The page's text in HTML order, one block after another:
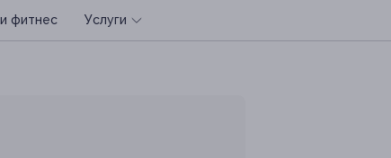
фитнес Услуги